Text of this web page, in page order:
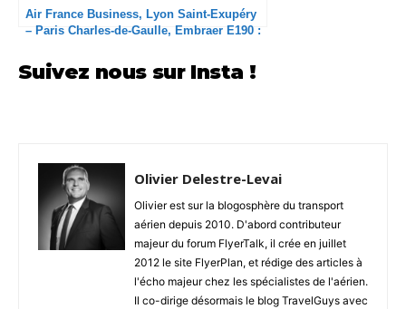
Air France Business, Lyon Saint-Exupéry
– Paris Charles-de-Gaulle, Embraer E190 :
Suivez nous sur Insta !
Olivier Delestre-Levai
Olivier est sur la blogosphère du transport
aérien depuis 2010. D'abord contributeur
majeur du forum FlyerTalk, il crée en juillet
2012 le site FlyerPlan, et rédige des articles à
l'écho majeur chez les spécialistes de l'aérien.
Il co-dirige désormais le blog TravelGuys avec